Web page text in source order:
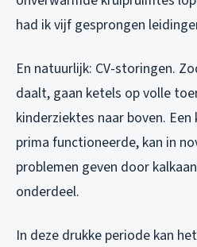
had ik vijf gesprongen
En natuurlijk: CV-storingen.
daalt, gaan ketels op volle
kinderziektes naar boven.
prima functioneerde, kan in
problemen geven door
onderdeel.
In deze drukke periode kan